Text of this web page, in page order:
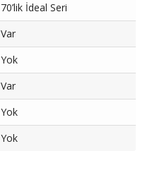
70’lik İdeal Seri
Var
Yok
Var
Yok
Yok